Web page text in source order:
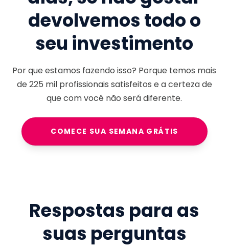
devolvemos todo o
seu investimento
Por que estamos fazendo isso? Porque temos mais
de225 milprofissionais satisfeitos e a certeza de
que com você não será diferente.
COMECE SUA SEMANA GRÁTIS
Respostas para as
suas perguntas